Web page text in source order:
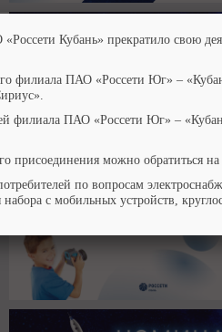
Кубань» прекратило свою
филиала ПАО «Россети Юг» –
филиала ПАО «Россети Юг» –
присоединения можно обратиться
по вопросам
набора с мобильных устройств,